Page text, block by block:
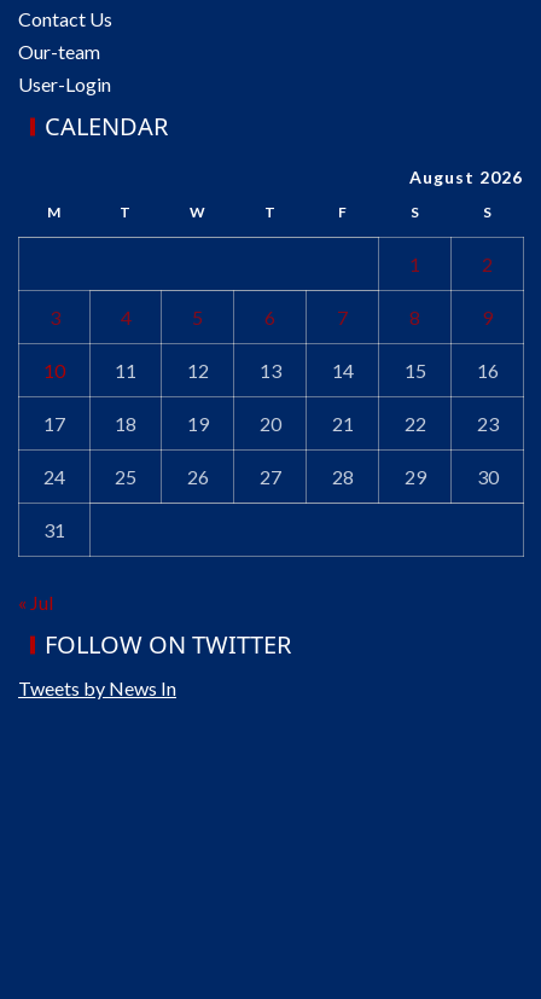
Contact Us
Our-team
User-Login
CALENDAR
August 2026
M T W T F S S
1 2
3 4 5 6 7 8 9
10 11 12 13 14 15 16
17 18 19 20 21 22 23
24 25 26 27 28 29 30
31
« Jul
FOLLOW ON TWITTER
Tweets by News In